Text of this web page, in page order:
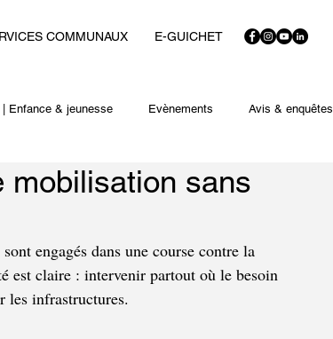
COMMUNAUX E-GUICHET
| Enfance & jeunesse Evènements Avis & enquêtes
mobilisation sans
engagés dans une course contre la
est claire : intervenir partout où le besoin
les infrastructures.